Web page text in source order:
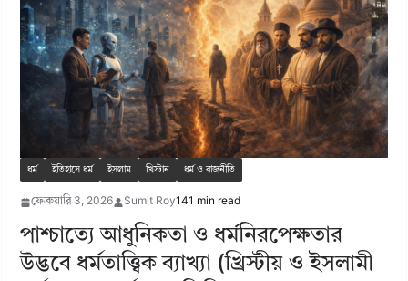
ধর্ম ইতিহাসে ধর্ম ইসলাম খ্রিস্টান ধর্ম ও রাজনীতি
ফেব্রুয়ারি 3, 2026 Sumit Roy141 min read
পাশ্চাত্যে আধুনিকতা ও ধর্মনিরপেক্ষতার
উদ্ভবে ধর্মতাত্ত্বিক ব্যাখ্যা (খ্রিস্টীয় ও ইসলামী